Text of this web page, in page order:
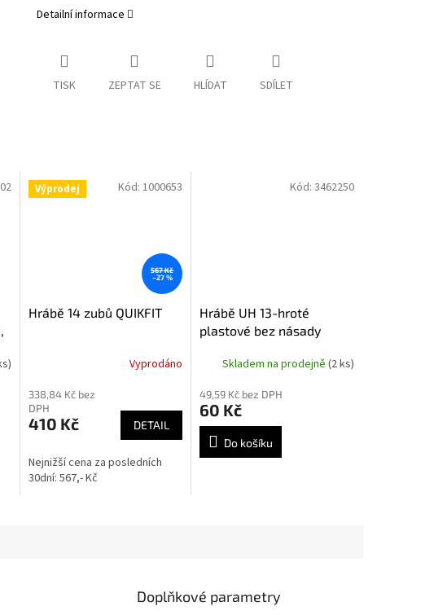
Detailní informace
TISK ZEPTAT SE HLÍDAT SDÍLET
Výprodej
567 Kč
–27 %
Hrábě 14 zubů QUIKFIT
Vyprodáno
338,84 Kč bez
DPH
410 Kč DETAIL
Nejnižší cena za posledních
30dní: 567,- Kč
Kód:1000653
Hrábě UH 13-hroté
plastové bez násady
Skladem na prodejně (2 ks)
49,59 Kč bez DPH
60 Kč
Do košíku
Kód: 3462250
Doplňkové parametry